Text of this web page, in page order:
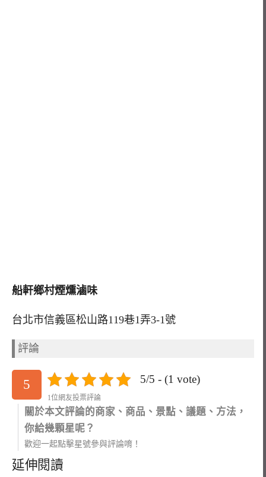
船軒鄉村煙燻滷味
台北市信義區松山路119巷1弄3-1號
評論
5 5/5 - (1 vote)
1位網友投票評論
關於本文評論的商家、商品、景點、議題、方法，
你給幾顆星呢？
歡迎一起點擊星號參與評論唷！
延伸閱讀